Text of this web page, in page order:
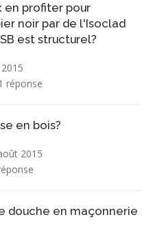
en profiter pour
noir par de l'Isoclad
est structurel?
réponse
en bois?
2015
douche en maçonnerie